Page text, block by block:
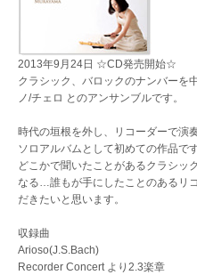
2013年9月24日 ☆CD発売開始☆
クラシック、バロックのナンバーを
ノ/チェロ とのアンサンブルです。
時代の垣根を外し、リコーダーで演
ソロアルバムとして初めての作品です
どこかで聞いたことがあるクラシッ
なる…誰もが手にしたことのあるリ
だきたいと思います。
収録曲
Arioso(J.S.Bach)
Recorder Concert より2.3楽章